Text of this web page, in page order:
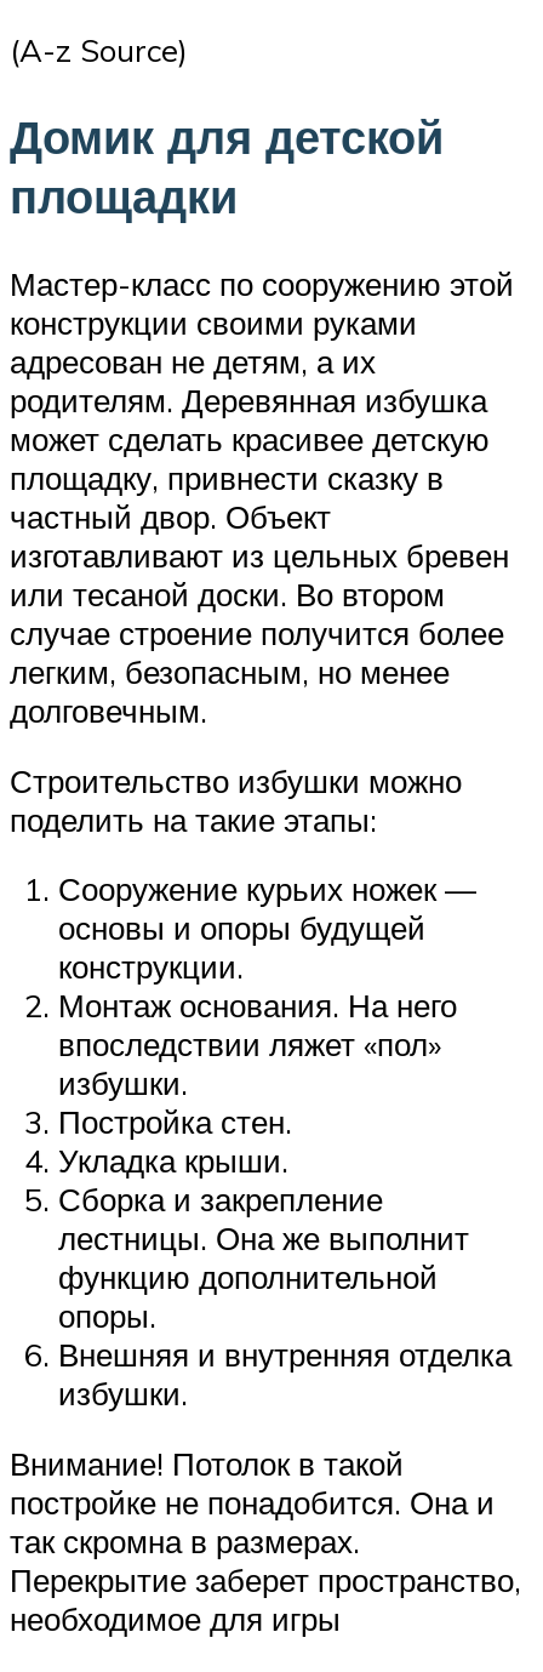
(A-z Source)
Домик для детской
площадки
Мастер-класс по сооружению этой
конструкции своими руками
адресован не детям, а их
родителям. Деревянная избушка
может сделать красивее детскую
площадку, привнести сказку в
частный двор. Объект
изготавливают из цельных бревен
или тесаной доски. Во втором
случае строение получится более
легким, безопасным, но менее
долговечным.
Строительство избушки можно
поделить на такие этапы:
Сооружение курьих ножек —
основы и опоры будущей
конструкции.
Монтаж основания. На него
впоследствии ляжет «пол»
избушки.
Постройка стен.
Укладка крыши.
Сборка и закрепление
лестницы. Она же выполнит
функцию дополнительной
опоры.
Внешняя и внутренняя отделка
избушки.
Внимание! Потолок в такой
постройке не понадобится. Она и
так скромна в размерах.
Перекрытие заберет пространство,
необходимое для игры